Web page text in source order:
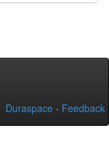
Duraspace - Feedback